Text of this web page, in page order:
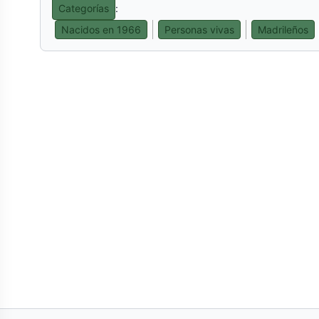
Categorías :
Nacidos en 1966
Personas vivas Madrileños